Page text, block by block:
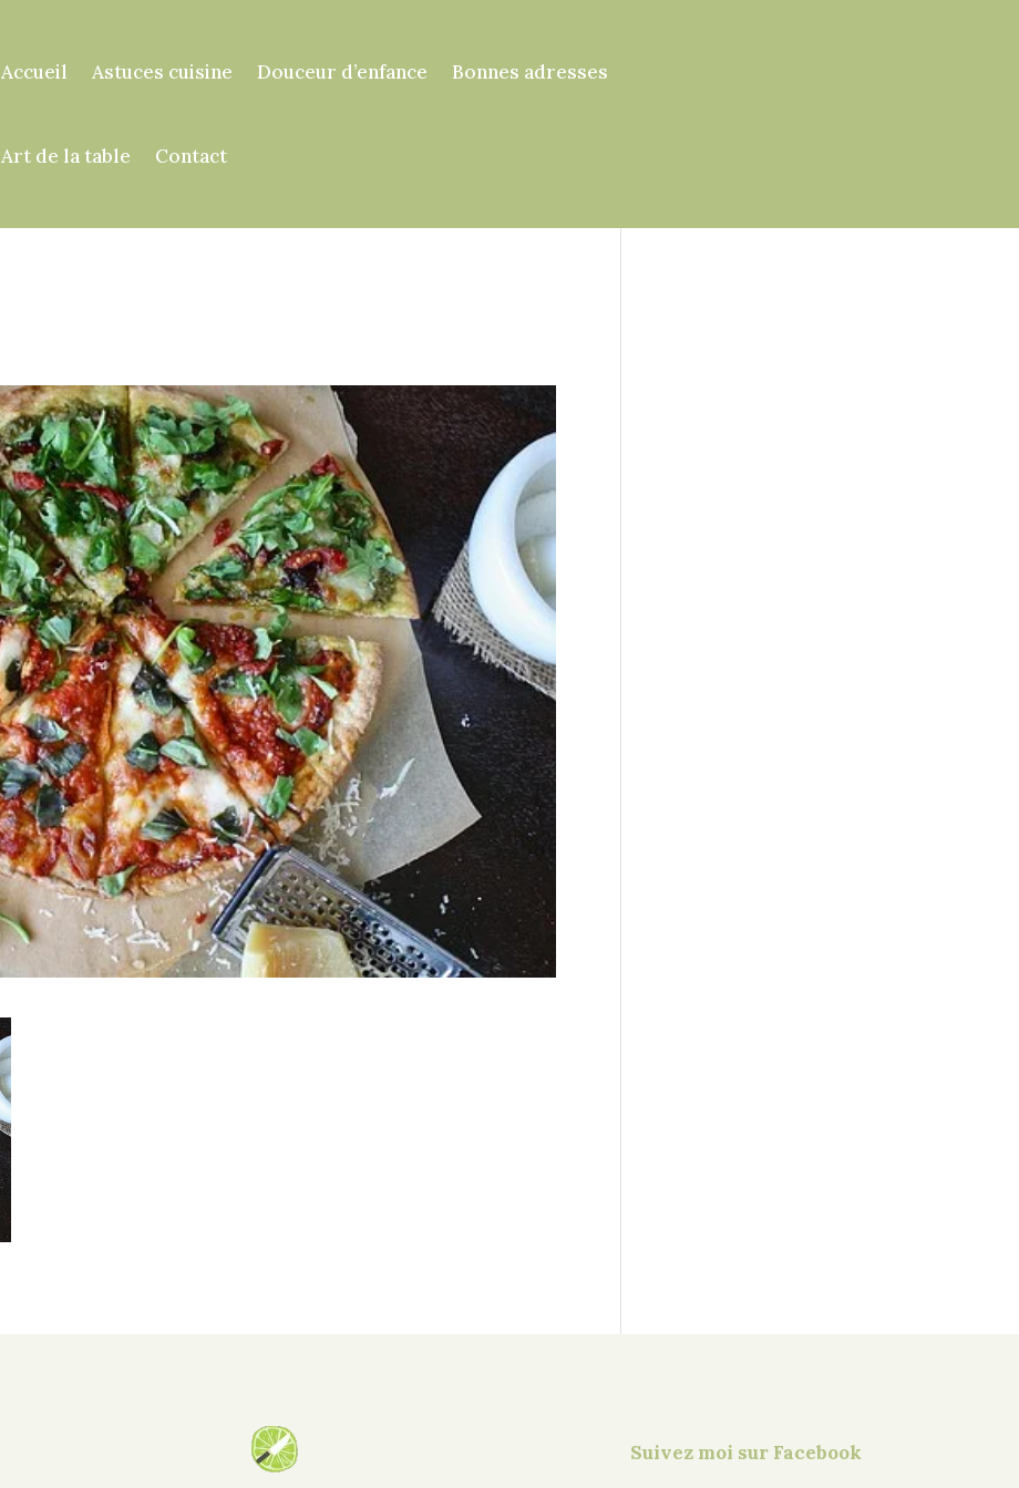
Accueil Astuces cuisine Douceur d’enfance Bonnes adresses
Art de la table Contact
Suivez moi sur Facebook